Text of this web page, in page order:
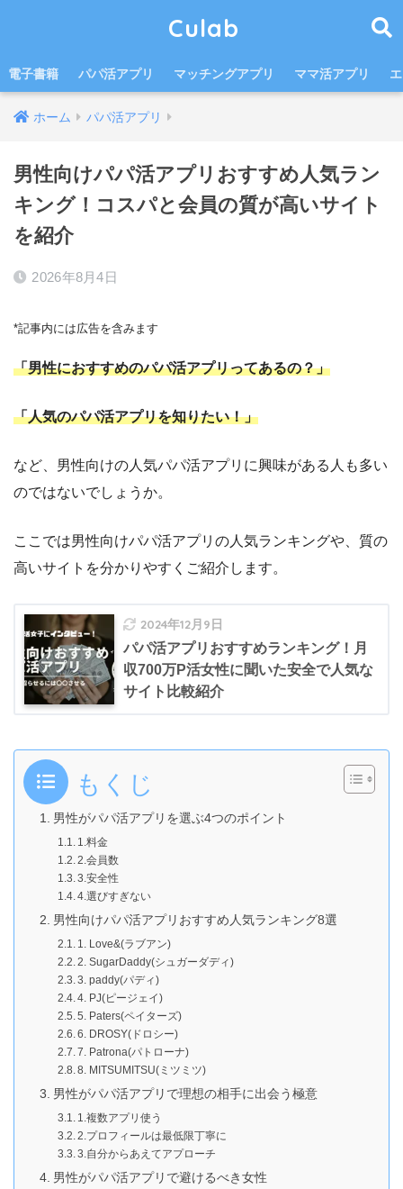
Culab
電子書籍 パパ活アプリ マッチングアプリ ママ活アプリ
ホーム パパ活アプリ
男性向けパパ活アプリおすすめ人気ラン
キング！コスパと会員の質が高いサイト
を紹介
2026年8月4日
*記事内には広告を含みます
「男性におすすめのパパ活アプリってあるの？」
「人気のパパ活アプリを知りたい！」
など、男性向けの人気パパ活アプリに興味がある人も多い
のではないでしょうか。
ここでは男性向けパパ活アプリの人気ランキングや、質の
高いサイトを分かりやすくご紹介します。
2024年12月9日
パパ活アプリおすすめランキング！月
収700万P活女性に聞いた安全で人気な
サイト比較紹介
もくじ
男性がパパ活アプリを選ぶ4つのポイント
1.料金
2.会員数
3.安全性
4.選びすぎない
男性向けパパ活アプリおすすめ人気ランキング8選
1. Love&(ラブアン)
2. SugarDaddy(シュガーダディ)
3. paddy(パディ)
4. PJ(ピージェイ)
5. Paters(ペイターズ)
6. DROSY(ドロシー)
7. Patrona(パトローナ)
8. MITSUMITSU(ミツミツ)
男性がパパ活アプリで理想の相手に出会う極意
1.複数アプリ使う
2.プロフィールは最低限丁寧に
3.自分からあえてアプローチ
男性がパパ活アプリで避けるべき女性